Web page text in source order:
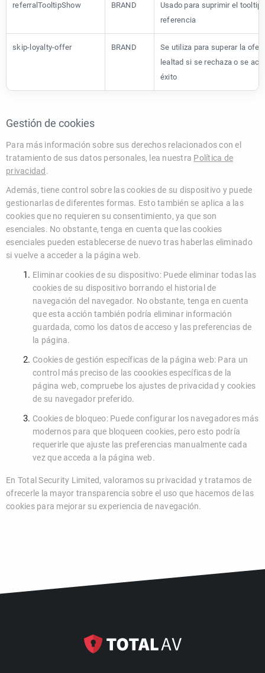
referralTooltipShow BRAND
Usado para suprimir el tooltip
referencia
skip-loyalty-offer BRAND
Se utiliza para superar la
lealtad si se rechaza o se
éxito
Gestión de cookies
Para más información sobre sus derechos relacionados con el
tratamiento de sus datos personales, lea nuestra Política de
privacidad .
Además, tiene control sobre las cookies de su dispositivo y puede
gestionarlas de diferentes formas. Esto también se aplica a las
cookies que no requieren su consentimiento, ya que son
esenciales. No obstante, tenga en cuenta que las cookies
esenciales pueden establecerse de nuevo tras haberlas eliminado
si vuelve a acceder a la página web.
Eliminar cookies de su dispositivo: Puede eliminar todas las
cookies de su dispositivo borrando el historial de
navegación del navegador. No obstante, tenga en cuenta
que esta acción también podría eliminar información
guardada, como los datos de acceso y las preferencias de
la página.
Cookies de gestión específicas de la página web: Para un
control más preciso de las coookies específicas de la
página web, compruebe los ajustes de privacidad y cookies
de su navegador preferido.
Cookies de bloqueo: Puede configurar los navegadores más
modernos para que bloqueen cookies, pero esto podría
requerirle que ajuste las preferencias manualmente cada
vez que acceda a la página web.
En Total Security Limited, valoramos su privacidad y tratamos de
ofrecerle la mayor transparencia sobre el uso que hacemos de las
cookies para mejorar su experiencia de navegación.